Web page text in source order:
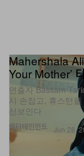
엔터테인먼트
Mahershala
Your Mother’
연출자 Bassam
시 손잡고, 휴스턴
선보인다
Jun 28,